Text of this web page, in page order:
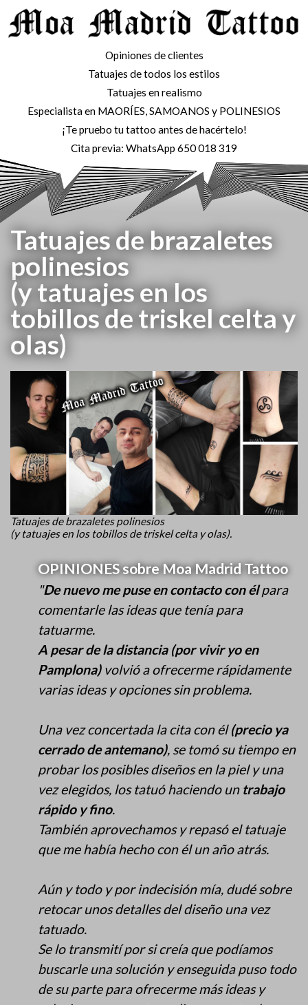
Opiniones de clientes
Tatuajes de todos los estilos
Tatuajes en realismo
Especialista en MAORÍES, SAMOANOS y POLINESIOS
¡Te pruebo tu tattoo antes de hacértelo!
Cita previa: WhatsApp 650 018 319
Tatuajes de brazaletes
polinesios
(y tatuajes en los
tobillos de triskel celta y
olas)
Tatuajes de brazaletes polinesios
(y tatuajes en los tobillos de triskel celta y olas).
OPINIONES sobre Moa Madrid Tattoo
"De nuevo me puse en contacto con élpara
comentarle las ideas que tenía para
tatuarme.
A pesar de la distancia (por vivir yo en
Pamplona) volvió a ofrecerme rápidamente
varias ideas y opciones sin problema.
Una vez concertada la cita con él(precio ya
cerrado de antemano), se tomó su tiempo en
probar los posibles diseños en la piel y una
vez elegidos, los tatuó haciendo un trabajo
rápido y fino.
También aprovechamos y repasó el tatuaje
que me había hecho con él un año atrás.
Aún y todo y por indecisión mía, dudé sobre
retocar unos detalles del diseño una vez
tatuado.
Se lo transmití por si creía que podíamos
buscarle una solución y enseguida puso todo
de su parte para ofrecerme más ideas y